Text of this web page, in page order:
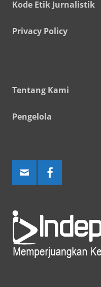
Kode Etik Jurnalistik
Privacy Policy
Tentang Kami
Pengelola